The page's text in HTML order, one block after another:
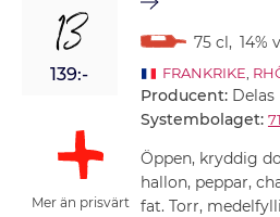
13
139:-
Mer än prisvärt
75 cl, 14%
FRANKRIKE
Producent: Delas
Systembolaget:
Öppen, kryddig
hallon, peppar,
fat. Torr,